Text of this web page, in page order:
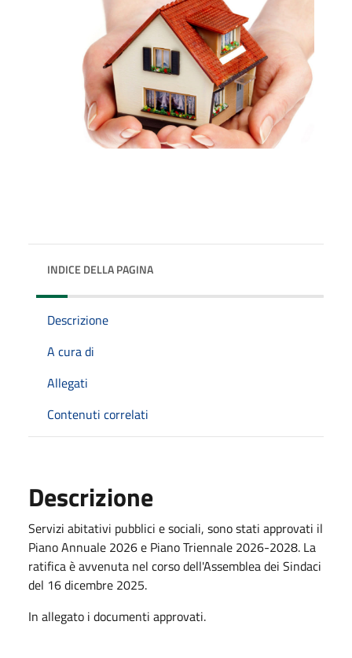
INDICE DELLA PAGINA
Descrizione
A cura di
Allegati
Contenuti correlati
Descrizione
Servizi abitativi pubblici e sociali, sono stati approvati il
Piano Annuale 2026 e Piano Triennale 2026-2028. La
ratifica è avvenuta nel corso dell'Assemblea dei Sindaci
del 16 dicembre 2025.
In allegato i documenti approvati.